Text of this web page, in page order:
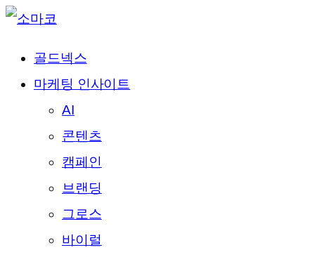
골드넥스
마케팅 인사이트
AI
콘텐츠
캠페인
브랜딩
그로스
바이럴